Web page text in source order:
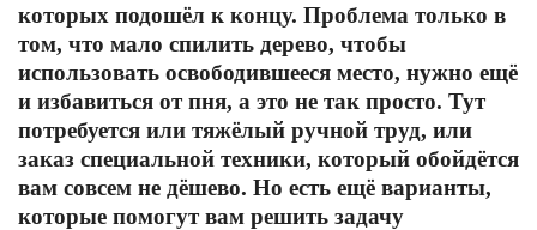
которых подошёл к концу. Проблема только в
том, что мало спилить дерево, чтобы
использовать освободившееся место, нужно ещё
и избавиться от пня, а это не так просто. Тут
потребуется или тяжёлый ручной труд, или
заказ специальной техники, который обойдётся
вам совсем не дёшево. Но есть ещё варианты,
которые помогут вам решить задачу